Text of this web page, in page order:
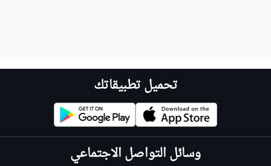
تحميل تطبيقاتك
وسائل التواصل الاجتماعي